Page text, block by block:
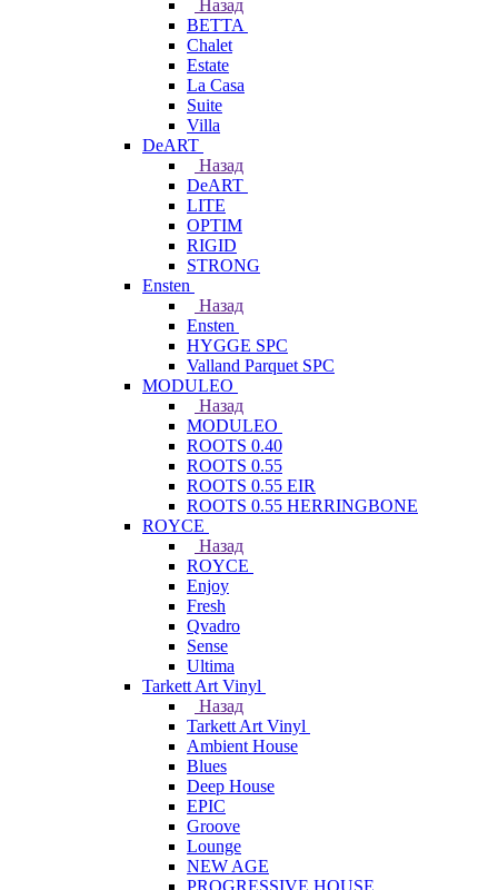
Назад
BETTA
Chalet
Estate
La Casa
Suite
Villa
DeART
Назад
DeART
LITE
OPTIM
RIGID
STRONG
Ensten
Назад
Ensten
HYGGE SPC
Valland Parquet SPC
MODULEO
Назад
MODULEO
ROOTS 0.40
ROOTS 0.55
ROOTS 0.55 EIR
ROOTS 0.55 HERRINGBONE
ROYCE
Назад
ROYCE
Enjoy
Fresh
Qvadro
Sense
Ultima
Tarkett Art Vinyl
Назад
Tarkett Art Vinyl
Ambient House
Blues
Deep House
EPIC
Groove
Lounge
NEW AGE
PROGRESSIVE HOUSE